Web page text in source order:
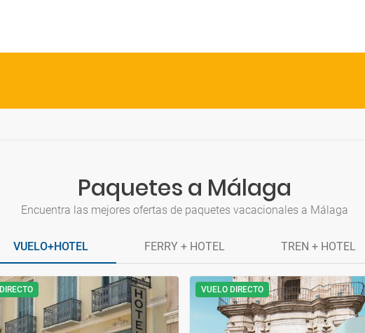
Paquetes a Málaga
Encuentra las mejores ofertas de paquetes vacacionales a Málaga
VUELO+HOTEL FERRY + HOTEL TREN + HOTEL
VUELO DIRECTO